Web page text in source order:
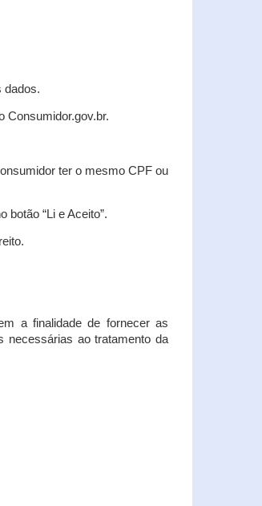
dados.
Consumidor.gov.br.
ter o mesmo CPF ou
botão “Li e Aceito”.
a finalidade de fornecer as
necessárias ao tratamento da